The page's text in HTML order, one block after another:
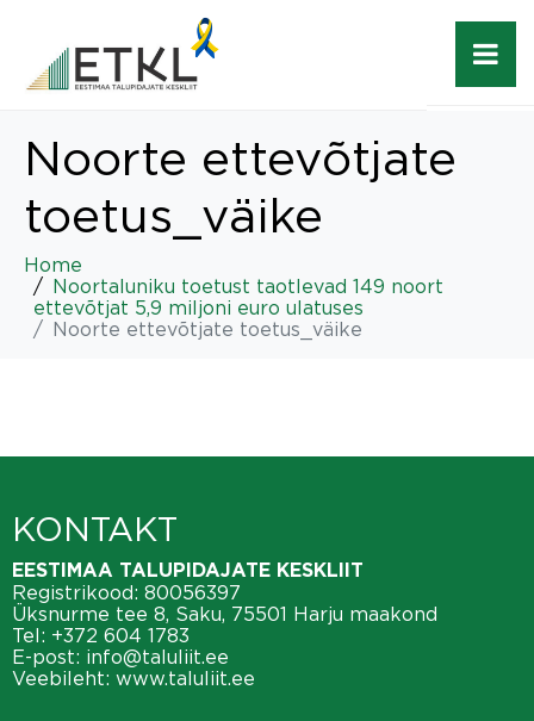
Noorte ettevõtjate
toetus_väike
Home
Noortaluniku toetust taotlevad 149 noort
ettevõtjat 5,9 miljoni euro ulatuses
Noorte ettevõtjate toetus_väike
KONTAKT
EESTIMAA TALUPIDAJATE KESKLIIT
Registrikood: 80056397
Üksnurme tee 8, Saku, 75501 Harju maakond
Tel: +372 604 1783
E-post: info@taluliit.ee
Veebileht: www.taluliit.ee